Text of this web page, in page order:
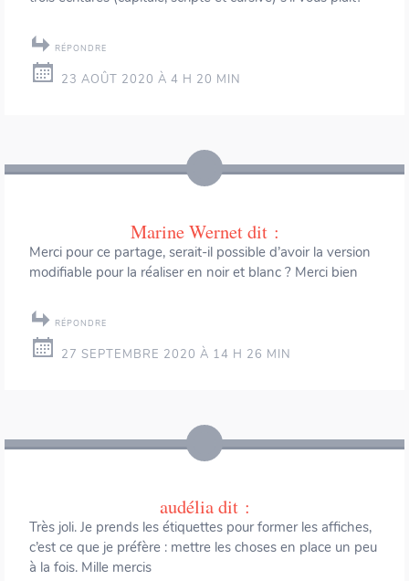
RÉPONDRE
23 AOÛT 2020 À 4 H 20 MIN
Marine Wernetdit :
Merci pour ce partage, serait-il possible d’avoir la version
modifiable pour la réaliser en noir et blanc ? Merci bien
RÉPONDRE
27 SEPTEMBRE 2020 À 14 H 26 MIN
audéliadit :
Très joli. Je prends les étiquettes pour former les affiches,
c’est ce que je préfère : mettre les choses en place un peu
à la fois. Mille mercis